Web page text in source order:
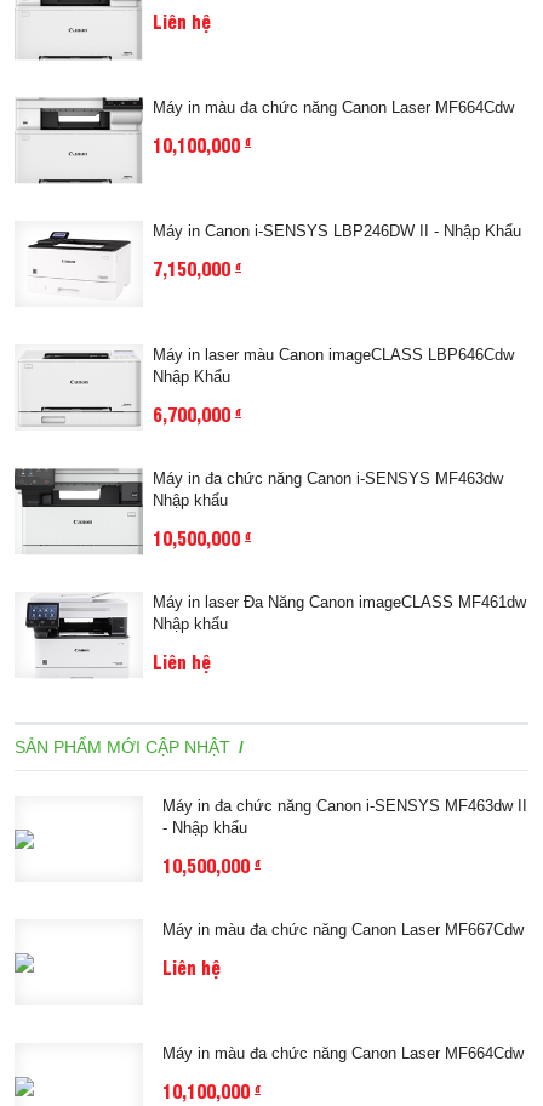
Liên hệ
Máy in màu đa chức năng Canon Laser MF664Cdw
10,100,000 đ
Máy in Canon i-SENSYS LBP246DW II - Nhập Khẩu
7,150,000 đ
Máy in laser màu Canon imageCLASS LBP646Cdw
Nhập Khẩu
6,700,000 đ
Máy in đa chức năng Canon i-SENSYS MF463dw
Nhập khẩu
10,500,000 đ
Máy in laser Đa Năng Canon imageCLASS MF461dw
Nhập khẩu
Liên hệ
SẢN PHẨM MỚI CẬP NHẬT
Máy in đa chức năng Canon i-SENSYS MF463dw II
- Nhập khẩu
10,500,000 đ
Máy in màu đa chức năng Canon Laser MF667Cdw
Liên hệ
Máy in màu đa chức năng Canon Laser MF664Cdw
10,100,000 đ